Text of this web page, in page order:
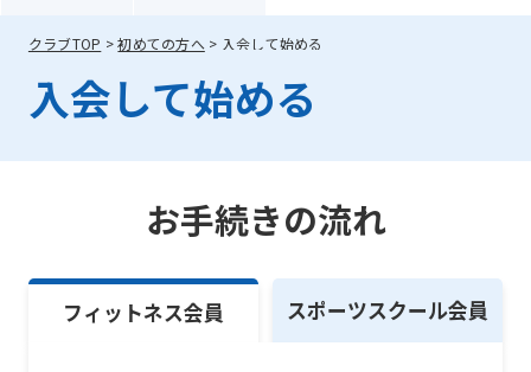
クラブTOP 初めての方へ 入会して始める
入会して始める
お手続きの流れ
フィットネス会員 スポーツスクール会員